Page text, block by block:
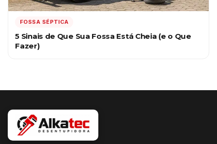
FOSSA SÉPTICA
5 Sinais de Que Sua Fossa Está Cheia (e o Que
Fazer)